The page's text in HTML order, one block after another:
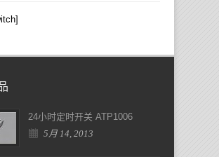
24小时定时开关 ATP1006
5月 14, 2013